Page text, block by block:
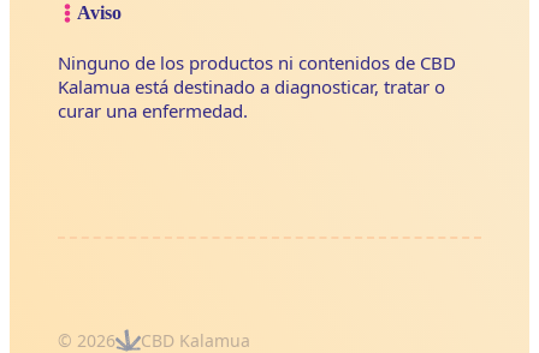
Aviso
Ninguno de los productos ni contenidos de CBD
Kalamua está destinado a diagnosticar, tratar o
curar una enfermedad.
© 2026 CBD Kalamua